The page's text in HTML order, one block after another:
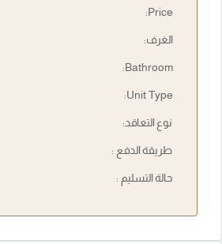
Price:
الغرف:
Bathroom:
Unit Type:
نوع التعاقد:
طريقة الدفع :
حالة التسليم :